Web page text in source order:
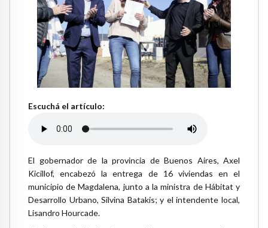
Escuchá el artículo:
El gobernador de la provincia de Buenos Aires, Axel
Kicillof, encabezó la entrega de 16 viviendas en el
municipio de Magdalena, junto a la ministra de Hábitat y
Desarrollo Urbano, Silvina Batakis; y el intendente local,
Lisandro Hourcade.